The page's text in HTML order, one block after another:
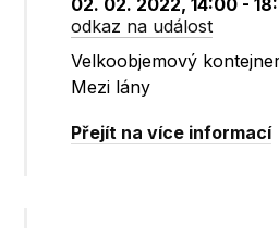
02. 02. 2022, 14:00 -
odkaz na událost
Velkoobjemový
Mezi lány
Přejít na více informací